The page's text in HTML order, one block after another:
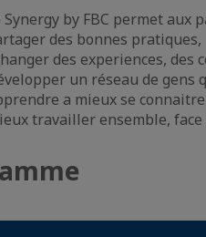
Synergy by FBC permet aux
des bonnes pratiques,
des experiences, des
un réseau de gens
a mieux se
travailler ensemble,